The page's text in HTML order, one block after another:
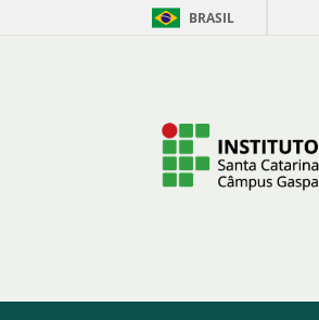
Pular para o Conteúdo BRASIL